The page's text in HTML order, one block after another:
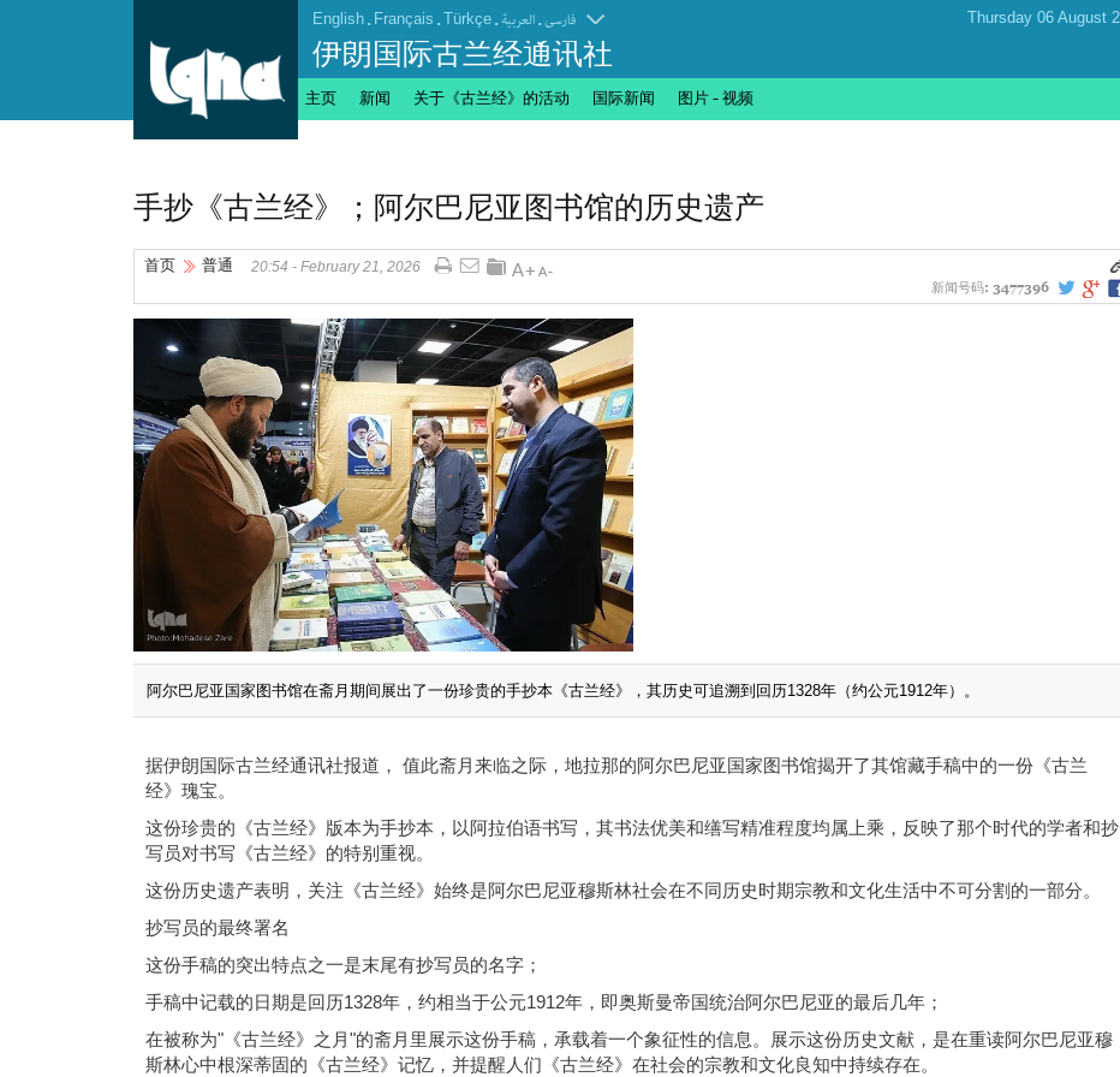
English . Français . Türkçe . العربیة.فارسی
伊朗国际古兰经通讯社
主页 新闻 关于《古兰经》的活动 国际新闻 图片 - 视频
手抄《古兰经》；阿尔巴尼亚图书馆的历史遗产
首页 普通
20:54 - February 21, 2026
新闻号码: 3477396
阿尔巴尼亚国家图书馆在斋月期间展出了一份珍贵的手抄本《古兰经》，其历史可追溯到回历1328年（约公元1912年）。
据伊朗国际古兰经通讯社报道， 值此斋月来临之际，地拉那的阿尔巴尼亚国家图书馆揭开了其馆藏手稿中的一份《古兰
经》瑰宝。
这份珍贵的《古兰经》版本为手抄本，以阿拉伯语书写，其书法优美和缮写精准程度均属上乘，反映了那个时代的学者和抄
写员对书写《古兰经》的特别重视。
这份历史遗产表明，关注《古兰经》始终是阿尔巴尼亚穆斯林社会在不同历史时期宗教和文化生活中不可分割的一部分。
抄写员的最终署名
这份手稿的突出特点之一是末尾有抄写员的名字；
手稿中记载的日期是回历1328年，约相当于公元1912年，即奥斯曼帝国统治阿尔巴尼亚的最后几年；
在被称为"《古兰经》之月"的斋月里展示这份手稿，承载着一个象征性的信息。展示这份历史文献，是在重读阿尔巴尼亚穆
斯林心中根深蒂固的《古兰经》记忆，并提醒人们《古兰经》在社会的宗教和文化良知中持续存在。